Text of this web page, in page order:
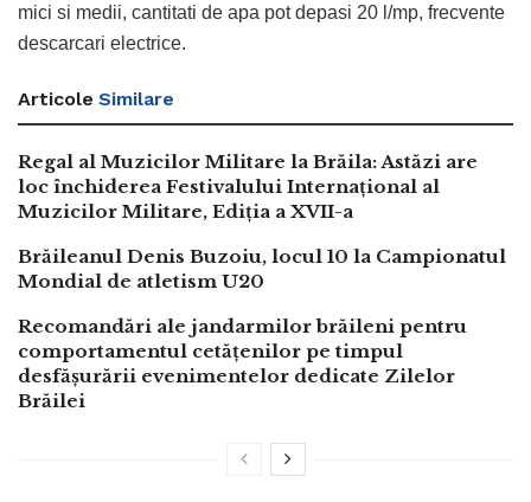
mici si medii, cantitati de apa pot depasi 20 l/mp, frecvente
descarcari electrice.
Articole Similare
Regal al Muzicilor Militare la Brăila: Astăzi are
loc închiderea Festivalului Internațional al
Muzicilor Militare, Ediția a XVII-a
Brăileanul Denis Buzoiu, locul 10 la Campionatul
Mondial de atletism U20
Recomandări ale jandarmilor brăileni pentru
comportamentul cetățenilor pe timpul
desfășurării evenimentelor dedicate Zilelor
Brăilei